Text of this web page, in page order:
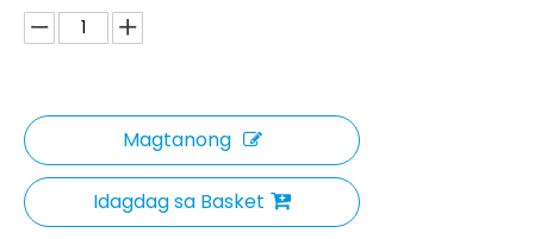
Magtanong
Idagdag sa Basket